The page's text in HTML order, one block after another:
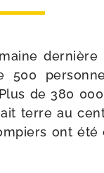
500
de 380
terre au
ont